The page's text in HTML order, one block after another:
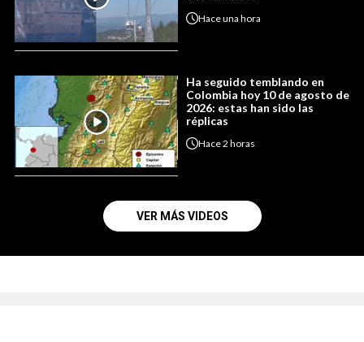
Haceuna hora
Ha seguido temblando en
Colombia hoy 10 de agosto de
2026: estas han sido las
réplicas
Hace2 horas
VER MÁS VIDEOS